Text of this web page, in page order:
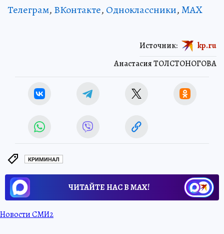
Телеграм, ВКонтакте, Одноклассники,MAX
Анастасия ТОЛСТОНОГОВА
Источник: kp.ru
КРИМИНАЛ
ЧИТАЙТЕ НАС В МАХ!
Новости СМИ2